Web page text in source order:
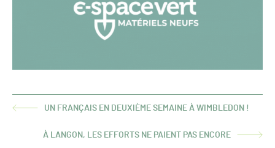
ARTICLEUN FRANÇAIS EN DEUXIÈME SEMAINE À WIMBLEDON !
ARTICLE
À LANGON, LES EFFORTS NE PAIENT PAS ENCORE